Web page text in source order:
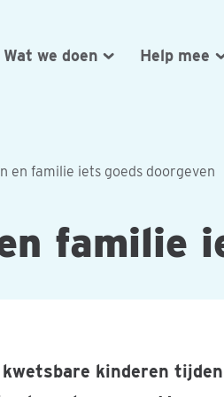
Wat we doen Help mee
en familie iets goeds doorgeven
familie
kinderen